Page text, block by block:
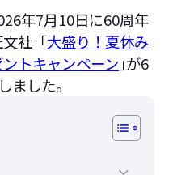
年7月10日に60周年
社「大盛り！夏休み
トキャンペーン ｣が6
ました。